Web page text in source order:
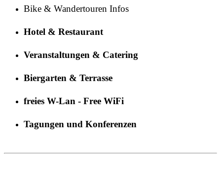
Bike & Wandertouren Infos
Hotel & Restaurant
Veranstaltungen & Catering
Biergarten & Terrasse
freies W-Lan - Free WiFi
Tagungen und Konferenzen